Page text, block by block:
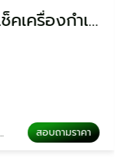
บริการตรวจเช็คเครื่องกําเนิดไฟฟ้า
สอบถามราคา